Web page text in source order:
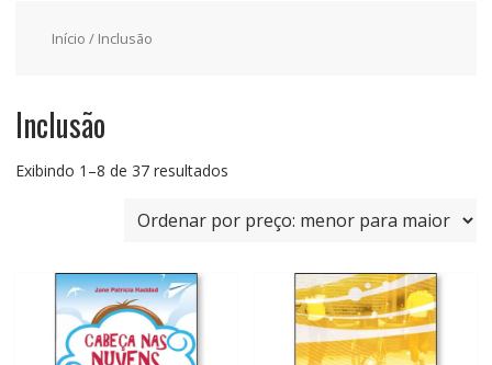
Início / Inclusão
Inclusão
Exibindo 1–8 de 37 resultadosClassificado
preço: